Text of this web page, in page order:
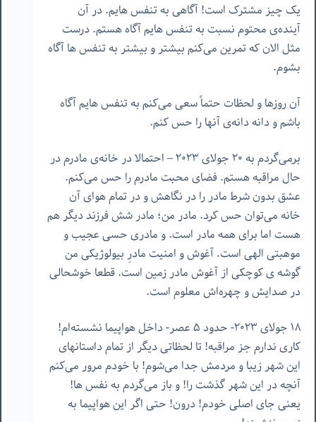
یک چیز مشترک است! آگاهی به تنفس هایم. در آن
آینده‌ی محتوم نسبت به تنفس هایم آگاه هستم. درست
مثل الان که تمرین می‌کنم بیشتر و بیشتر به تنفس ها آگاه
بشوم.
آن روزها و لحظات حتماً سعی می‌کنم به تنفس هایم آگاه
باشم و دانه دانه‌ی آنها را حس کنم.
برمی‌گردم به ٢٠ جولای ٢٠٢٣ – احتمالا در خانه‌ی مادرم در
حال مراقبه هستم. فضای محبت مادرم را حس می‌کنم.
عشق بدون شرط مادر را در نگاهش و در تمام هوای آن
خانه می‌توان حس کرد. مادر من؛ مادر شش فرزند دیگر هم
هست اما برای همه مادر است. و مادری حسی عجیب و
موهبتی الهی است. آغوش و امنیت مادرِ بیولوژیکی من
گوشه ‌ی کوچکی از آغوش مادر زمین است. قطعا خوشحالی
در صدایش و چهره‌اش معلوم است.
١٨ جولای ٢٠٢٣- حدود ۵ عصر- داخل هواپیما نشسته‌ام!
کاری ندارم جز مراقبه! تا لحظاتی دیگر از تمام داستانهای
این شهر زیبا و مردمش جدا می‌شوم! با خودم مرور می‌کنم
آنچه در این شهر گذشت را! و باز می‌گردم به نفس ها!
یعنی جای اصلی خودم! درون! حتی اگر این هواپیما به